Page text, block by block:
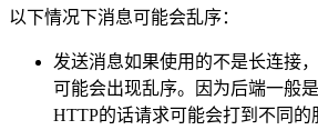
以下情况下消息可能会乱序：
发送消息如果使用的不是长连接
可能会出现乱序。因为后端一般
HTTP的话请求可能会打到不同